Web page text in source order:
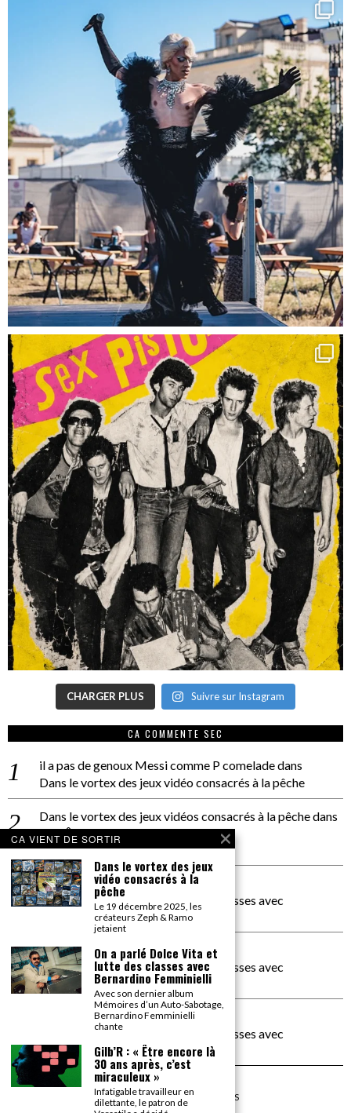
CHARGER PLUS Suivre sur Instagram
CA COMMENTE SEC
il a pas de genoux Messi comme P comeladedans
Dans le vortex des jeux vidéo consacrés à la pêche
Dans le vortex des jeux vidéos consacrés à la pêchedans
PACÔME THIELLEMENT
La séance d’Hip Gnose
La Patrie
dans
On a parlé Dolce Vita et lutte des classes avec
Bernardino Femminielli
carte noire negra à l'o tiededans
On a parlé Dolce Vita et lutte des classes avec
Bernardino Femminielli
moise et son mascarédans
On a parlé Dolce Vita et lutte des classes avec
Bernardino Femminielli
©2026TOUS DROITS RÉSERVÉS
CA VIENT DE SORTIR
Dans le vortex des jeux
vidéo consacrés à la
pêche
Le 19 décembre 2025, les
créateurs Zeph & Ramo
jetaient
On a parlé Dolce Vita et
lutte des classes avec
Bernardino Femminielli
Avec son dernier album
Mémoires d’un Auto-Sabotage,
Bernardino Femminielli
chante
Gilb’R : « Être encore là
30 ans après, c’est
miraculeux »
Infatigable travailleur en
dilettante, le patron de